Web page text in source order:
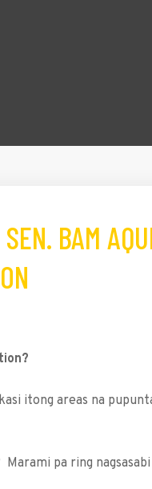
BAM
itong areas na
pa ring